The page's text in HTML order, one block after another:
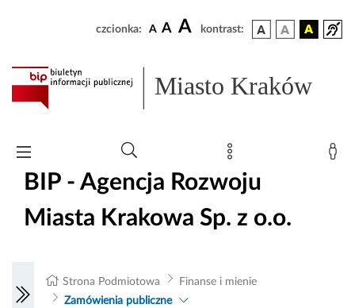
czcionka: A A A kontrast:
Miasto Kraków
BIP - Agencja Rozwoju
Miasta Krakowa Sp. z o.o.
Strona Podmiotowa
Finanse i mienie
Zamówienia publiczne